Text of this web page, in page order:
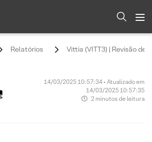
Relatórios Vittia (VITT3) | Revisão
14/03/2025 10:57:34 • Atualizado em
14/03/2025 10:57:35
2 minutos de leitura